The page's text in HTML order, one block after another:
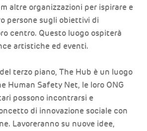
altre organizzazioni per ispirare e
persone sugli obiettivi di
centro. Questo luogo ospiterà
artistiche ed eventi.
terzo piano, The Hub è un luogo
Human Safety Net, le loro ONG
possono incontrarsi e
di innovazione sociale con
Lavoreranno su nuove idee,